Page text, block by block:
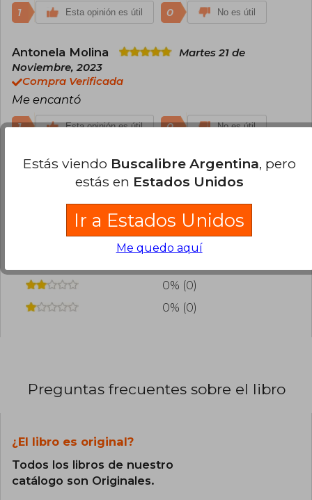
1 Esta opinión es útil 0 No es útil
Antonela Molina
Martes 21 de
Noviembre, 2023
Compra Verificada
Me encantó
1 Esta opinión es útil 0 No es útil
¿Leíste este libro? Inicia sesiónpara poder
agregar tu propia evaluación.
80% (4)
0% (0)
0% (0)
0% (0)
Preguntas frecuentes sobre el libro
¿El libro es original?
Todos los libros de nuestro
catálogo son Originales.
Estás viendo Buscalibre Argentina, pero
estás en Estados Unidos
Ir a Estados Unidos
Me quedo aquí